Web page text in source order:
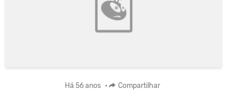
Há 56 anos • Compartilhar